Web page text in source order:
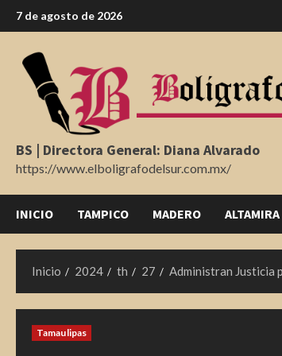
Saltar
al
contenido
7 de agosto de 2026
BS | Directora General: Diana Alvarado
https://www.elboligrafodelsur.com.mx/
INICIO TAMPICO MADERO ALTAMIRA
Inicio 2024 th 27 Administran Justicia
Tamaulipas